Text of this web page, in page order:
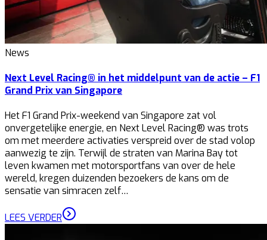
News
Next Level Racing® in het middelpunt van de actie – F1
Grand Prix van Singapore
Het F1 Grand Prix-weekend van Singapore zat vol
onvergetelijke energie, en Next Level Racing® was trots
om met meerdere activaties verspreid over de stad volop
aanwezig te zijn. Terwijl de straten van Marina Bay tot
leven kwamen met motorsportfans van over de hele
wereld, kregen duizenden bezoekers de kans om de
sensatie van simracen zelf…
LEES VERDER